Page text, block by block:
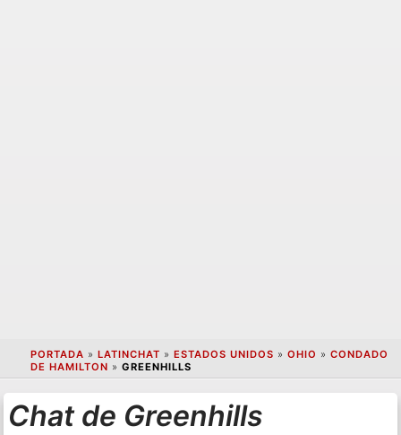
PORTADA » LATINCHAT » ESTADOS UNIDOS » OHIO » CONDADO
DE HAMILTON » GREENHILLS
Chat de Greenhills